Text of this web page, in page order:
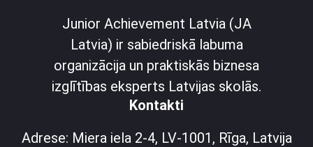
Junior Achievement Latvia (JA
Latvia) ir sabiedriskā labuma
organizācija un praktiskās biznesa
izglītības eksperts Latvijas skolās.
Kontakti
Adrese: Miera iela 2-4, LV-1001, Rīga, Latvija